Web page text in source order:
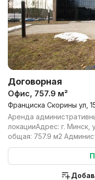
Договорная
Офис, 757.9 м²
Франциска Скорины ул,
Аренда
локацииАдрес: г.
общая: 757.9 м2
расположены ...